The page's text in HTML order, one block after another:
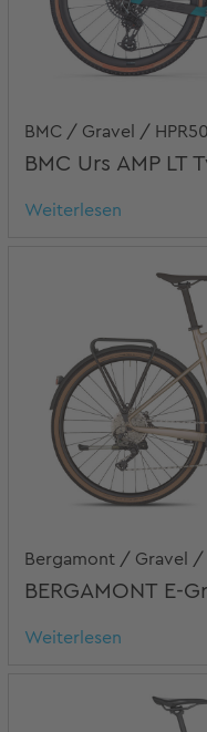
BMC / Gravel / HPR50
BMC Urs AMP LT
Weiterlesen
Bergamont / Gravel /
BERGAMONT E-
Weiterlesen